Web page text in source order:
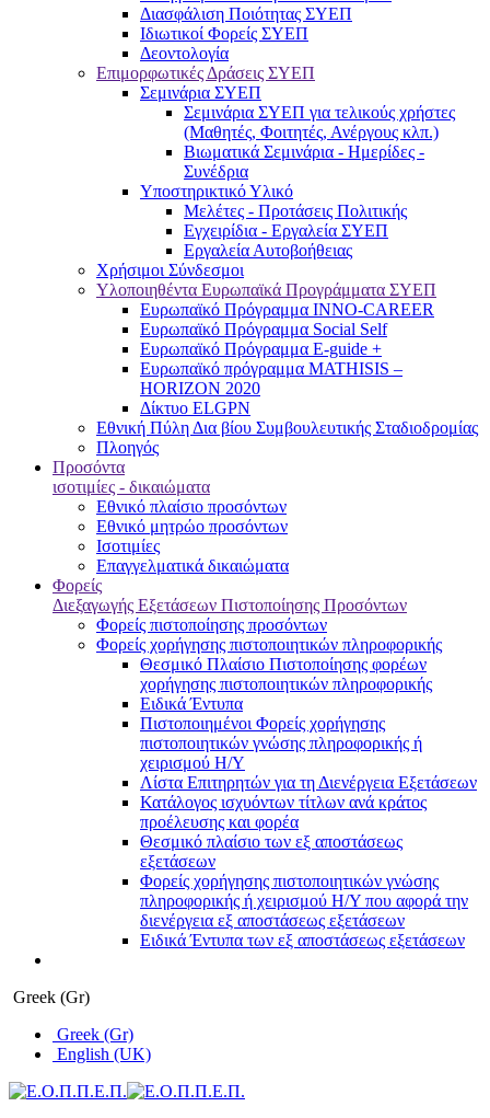
Διασφάλιση Ποιότητας ΣΥΕΠ
Ιδιωτικοί Φορείς ΣΥΕΠ
Δεοντολογία
Επιμορφωτικές Δράσεις ΣΥΕΠ
Σεμινάρια ΣΥΕΠ
Σεμινάρια ΣΥΕΠ για τελικούς χρήστες
(Μαθητές, Φοιτητές, Ανέργους κλπ.)
Βιωματικά Σεμινάρια - Ημερίδες -
Συνέδρια
Υποστηρικτικό Υλικό
Μελέτες - Προτάσεις Πολιτικής
Εγχειρίδια - Εργαλεία ΣΥΕΠ
Εργαλεία Αυτοβοήθειας
Χρήσιμοι Σύνδεσμοι
Υλοποιηθέντα Ευρωπαϊκά Προγράμματα ΣΥΕΠ
Ευρωπαϊκό Πρόγραμμα INNO-CAREER
Ευρωπαϊκό Πρόγραμμα Social Self
Ευρωπαϊκό Πρόγραμμα E-guide +
Ευρωπαϊκό πρόγραμμα MATHISIS –
HORIZON 2020
Δίκτυο ELGPN
Εθνική Πύλη Δια βίου Συμβουλευτικής Σταδιοδρομίας
Πλοηγός
Προσόντα
ισοτιμίες - δικαιώματα
Εθνικό πλαίσιο προσόντων
Εθνικό μητρώο προσόντων
Ισοτιμίες
Επαγγελματικά δικαιώματα
Φορείς
Διεξαγωγής Εξετάσεων Πιστοποίησης Προσόντων
Φορείς πιστοποίησης προσόντων
Φορείς χορήγησης πιστοποιητικών πληροφορικής
Θεσμικό Πλαίσιο Πιστοποίησης φορέων
χορήγησης πιστοποιητικών πληροφορικής
Ειδικά Έντυπα
Πιστοποιημένοι Φορείς χορήγησης
πιστοποιητικών γνώσης πληροφορικής ή
χειρισμού Η/Υ
Λίστα Επιτηρητών για τη Διενέργεια Εξετάσεων
Κατάλογος ισχυόντων τίτλων ανά κράτος
προέλευσης και φορέα
Θεσμικό πλαίσιο των εξ αποστάσεως
εξετάσεων
Φορείς χορήγησης πιστοποιητικών γνώσης
πληροφορικής ή χειρισμού Η/Υ που αφορά την
διενέργεια εξ αποστάσεως εξετάσεων
Ειδικά Έντυπα των εξ αποστάσεως εξετάσεων
Greek (Gr)
Greek (Gr)
English (UK)